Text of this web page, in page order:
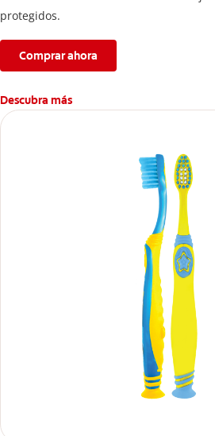
protegidos.
Comprar ahora
Descubra más